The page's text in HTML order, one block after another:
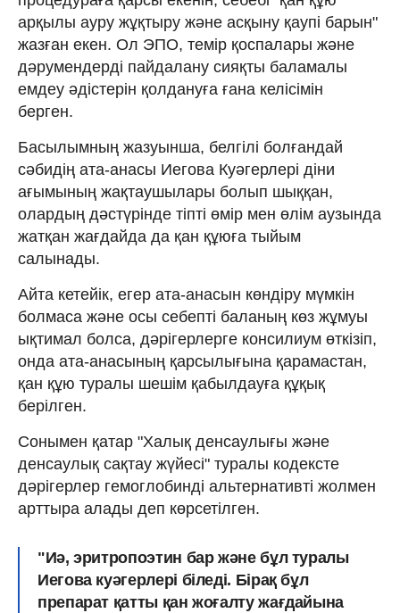
арқылы ауру жұқтыру және асқыну қаупі барын"
жазған екен. Ол ЭПО, темір қоспалары және
дәрумендерді пайдалану сияқты баламалы
емдеу әдістерін қолдануға ғана келісімін
берген.
Басылымның жазуынша, белгілі болғандай
сәбидің ата-анасы Иегова Куәгерлері діни
ағымының жақтаушылары болып шыққан,
олардың дәстүрінде тіпті өмір мен өлім аузында
жатқан жағдайда да қан құюға тыйым
салынады.
Айта кетейік, егер ата-анасын көндіру мүмкін
болмаса және осы себепті баланың көз жұмуы
ықтимал болса, дәрігерлерге консилиум өткізіп,
онда ата-анасының қарсылығына қарамастан,
қан құю туралы шешім қабылдауға құқық
берілген.
Сонымен қатар "Халық денсаулығы және
денсаулық сақтау жүйесі" туралы кодексте
дәрігерлер гемоглобинді альтернативті жолмен
арттыра алады деп көрсетілген.
"Иә, эритропоэтин бар және бұл туралы
Иегова куәгерлері біледі. Бірақ бұл
препарат қатты қан жоғалту жағдайына